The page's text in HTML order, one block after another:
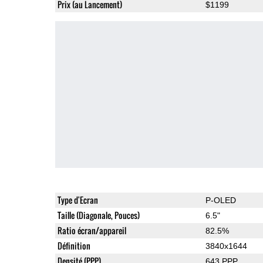
Prix (au Lancement) $1199
Type d'Ecran P-OLED
Taille (Diagonale, Pouces) 6.5"
Ratio écran/appareil 82.5%
Définition 3840x1644
643 PPP